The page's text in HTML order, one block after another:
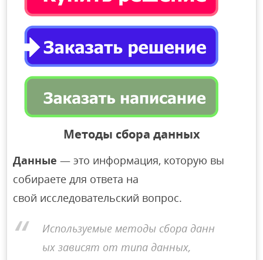
Методы сбора данных
Данные — это информация, которую вы
собираете для ответа на
свой исследовательский вопрос.
Используемые методы сбора данн
ых зависят от типа данных,